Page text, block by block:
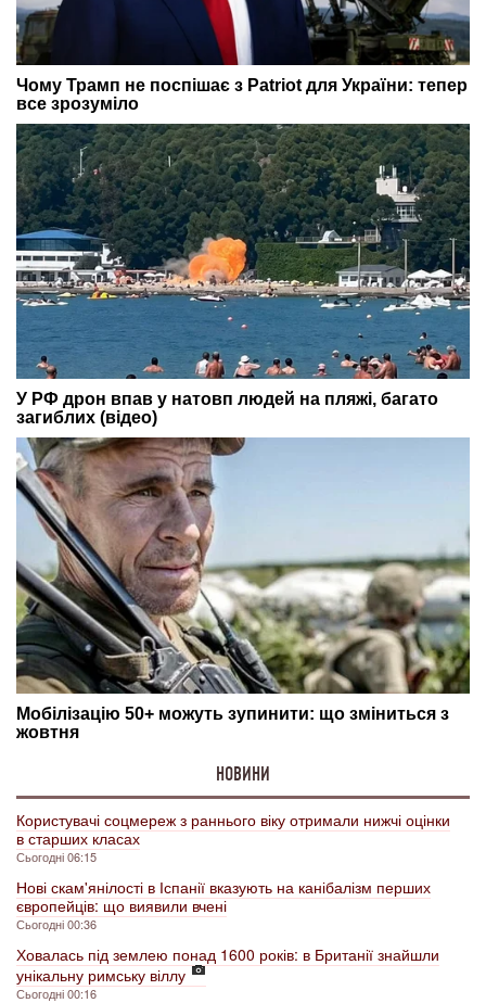
НОВИНИ
Користувачі соцмереж з раннього віку отримали нижчі оцінки
в старших класах
Сьогодні 06:15
Нові скам'янілості в Іспанії вказують на канібалізм перших
європейців: що виявили вчені
Сьогодні 00:36
Ховалась під землею понад 1600 років: в Британії знайшли
унікальну римську віллу
Сьогодні 00:16